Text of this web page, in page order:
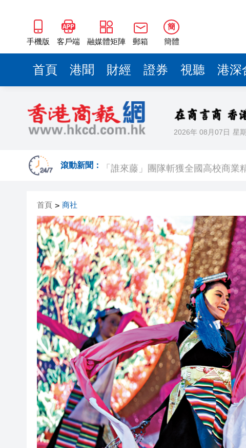
手機版 客戶端 融媒體矩陣 郵箱
簡
簡體
首頁 港聞 財經 證券 視聽 港深
2026年 08月07日 星
滾動新聞：
深圳樓市持續升溫 新政滿月住宅網
5月一手交投錄2018宗 全港貨尾減逾
錨定「AI+製造」核心賽道，花都
以色列防長：以軍現階段將繼續在
甘孜州民族歌舞團亮相家鄉市集嘉年
「誰來藤」團隊斬獲全國高校商
錨定「AI+製造」核心賽道，花都
有片丨澤連斯基稱願即刻與普京直
以色列防長：以軍現階段將繼續在
甘孜州民族歌舞團亮相家鄉市集嘉
【A股收評】三大指數集體下挫 全
「誰來藤」團隊斬獲全國高校商業
深圳樓市持續升溫 新政滿月住宅網
5月一手交投錄2018宗 全港貨尾減
錨定「AI+製造」核心賽道，花都
有片丨澤連斯基稱願即刻與普京直
以色列防長：以軍現階段將繼續在
首頁 > 商社